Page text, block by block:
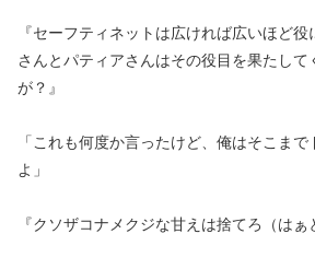
『セーフティネットは広ければ広いほど
さんとパティアさんはその役目を果たして
が？』
「これも何度か言ったけど、俺はそこま
よ」
『クソザコナメクジな甘えは捨てろ（はぁ